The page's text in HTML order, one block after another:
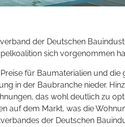
der Deutschen
sich vorgenommen
für Baumaterialien und
in der Baubranche nieder.
das wohl deutlich zu
auf dem Markt, was die
der Deutschen